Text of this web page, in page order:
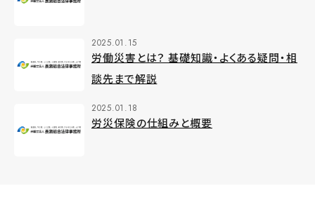
2025.01.15
労働災害とは？ 基礎知識・よくある疑問・相
談先まで解説
2025.01.18
労災保険の仕組みと概要